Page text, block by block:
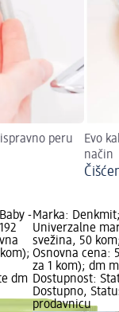
peru
Evo
način
-
dm
Marka:
Univerzalne
svežina, 50
Osnovna cena:
za 1 kom); dm
Dostupnost:
Dostupno,
prodavnicu